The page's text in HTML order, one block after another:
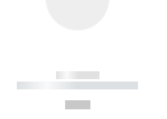
------------
----------- ----------- ----------